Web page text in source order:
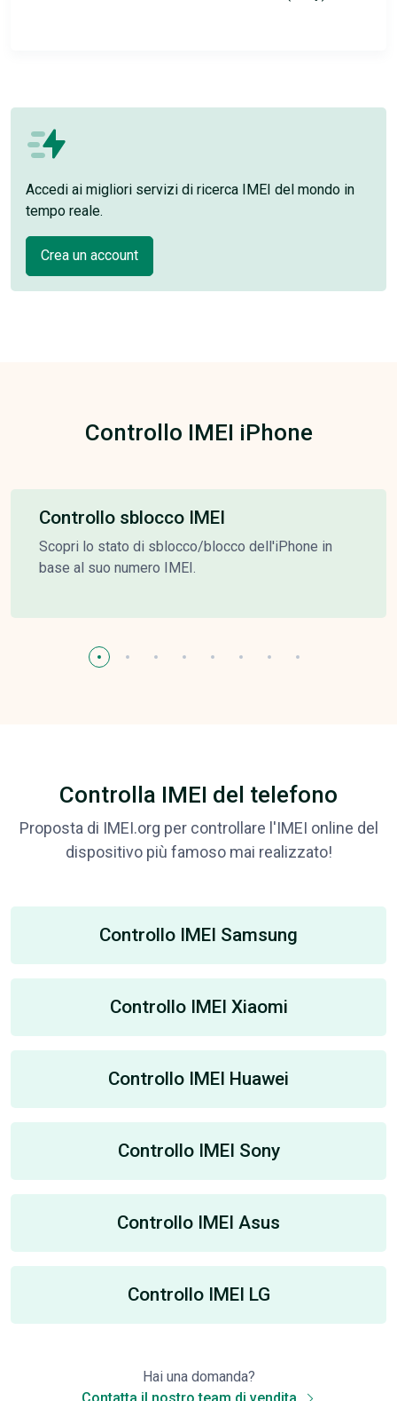
Accedi ai migliori servizi di ricerca IMEI del mondo in
tempo reale.
Crea un account
Controllo IMEI iPhone
Controllo sblocco IMEI
Scopri lo stato di sblocco/blocco dell'iPhone in
base al suo numero IMEI.
Controlla IMEI del telefono
Proposta di IMEI.org per controllare l'IMEI online del
dispositivo più famoso mai realizzato!
Controllo IMEI Samsung
Controllo IMEI Xiaomi
Controllo IMEI Huawei
Controllo IMEI Sony
Controllo IMEI Asus
Controllo IMEI LG
Hai una domanda?